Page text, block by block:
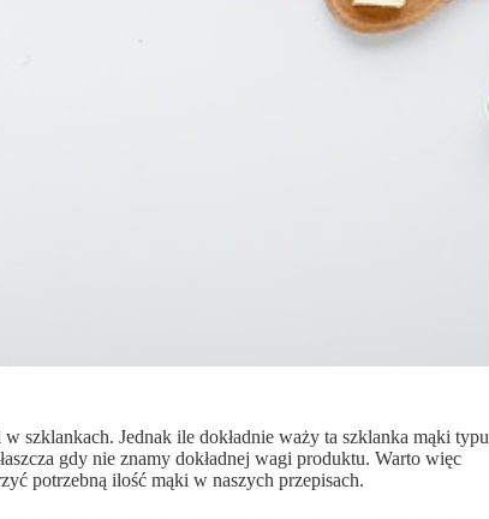
szklankach. Jednak ile dokładnie waży ta szklanka mąki typu
gdy nie znamy dokładnej wagi produktu. Warto więc
potrzebną ilość mąki w naszych przepisach.